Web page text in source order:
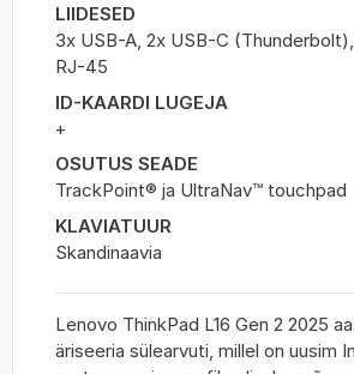
LIIDESED
3x USB-A, 2x USB-C
RJ-45
ID-KAARDI LUGEJA
+
OSUTUS SEADE
TrackPoint® ja UltraNav™ touchpad
KLAVIATUUR
Skandinaavia
Lenovo ThinkPad L16 Gen 2 2025
äriseeria sülearvuti, millel on uusim